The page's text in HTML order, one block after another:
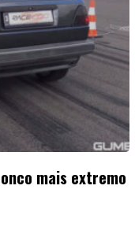
mais extremo